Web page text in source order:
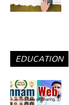
EDUCATION